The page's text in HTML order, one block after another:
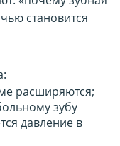
становится
расширяются;
зубу
давление в